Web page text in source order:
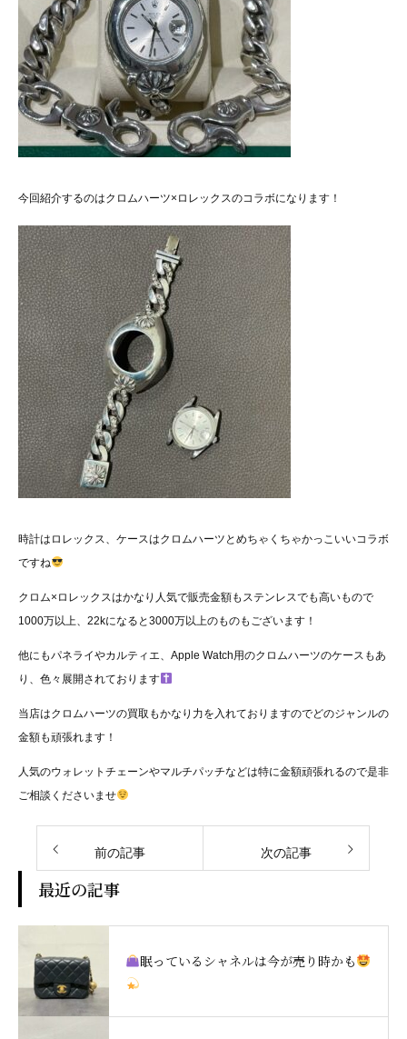
今回紹介するのはクロムハーツ×ロレックスのコラボになります！
時計はロレックス、ケースはクロムハーツとめちゃくちゃかっこいいコラボ
ですね
クロム×ロレックスはかなり人気で販売金額もステンレスでも高いもので
1000万以上、22kになると3000万以上のものもございます！
他にもパネライやカルティエ、Apple Watch用のクロムハーツのケースもあ
り、色々展開されております
当店はクロムハーツの買取もかなり力を入れておりますのでどのジャンルの
金額も頑張れます！
人気のウォレットチェーンやマルチパッチなどは特に金額頑張れるので是非
ご相談くださいませ
前の記事 次の記事
最近の記事
眠っているシャネルは今が売り時かも